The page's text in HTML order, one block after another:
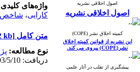
اصول اخلاقی نشریه
اصول اخلاقی نشریه
کمیته اخلاق نشر (COPE)
این نشریه از قوانین کمیته اخلاق
نشر(COPE) پیروی می کند.
پیشگیری از تقلب در آثار علمی
واژه‌های
کارایی، شاخص
متن کامل [PDF 902 kb]
نوع مطالعه:
دریافت: 1403/5/10 | پذیرش: 1403/7/9 | انتشار: 1403/12/10